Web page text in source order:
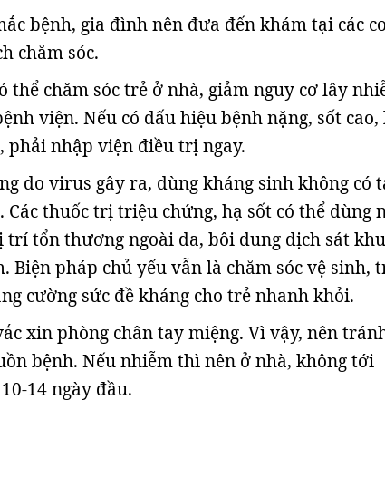
bệnh, gia đình nên đưa đến khám tại các
chăm sóc.
thể chăm sóc trẻ ở nhà, giảm nguy cơ lây
viện. Nếu có dấu hiệu bệnh nặng, sốt
phải nhập viện điều trị ngay.
do virus gây ra, dùng kháng sinh không có
thuốc trị triệu chứng, hạ sốt có thể dùng
trí tổn thương ngoài da, bôi dung dịch sát
Biện pháp chủ yếu vẫn là chăm sóc vệ sinh,
cường sức đề kháng cho trẻ nhanh khỏi.
xin phòng chân tay miệng. Vì vậy, nên
bệnh. Nếu nhiễm thì nên ở nhà, không tới
14 ngày đầu.